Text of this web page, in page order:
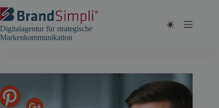
Inhalt
springen
Digitalagentur für strategische
Markenkommunikation